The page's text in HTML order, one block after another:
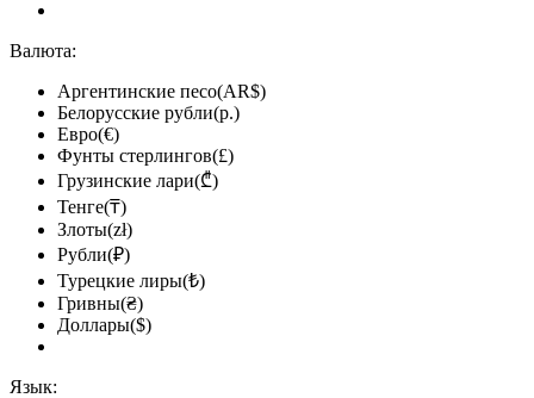
Валюта:
Аргентинские песо(AR$)
Белорусские рубли(р.)
Евро(€)
Фунты стерлингов(£)
Грузинские лари(₾)
Тенге(₸)
Злоты(zł)
Рубли(₽)
Турецкие лиры(₺)
Гривны(₴)
Доллары($)
Язык: